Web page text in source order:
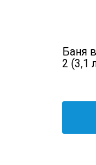
Баня
2 (3,1